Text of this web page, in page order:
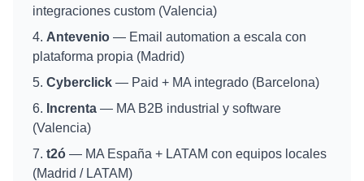
integraciones custom (Valencia)
Antevenio — Email automation a escala con
plataforma propia (Madrid)
Cyberclick — Paid + MA integrado (Barcelona)
Increnta — MA B2B industrial y software
(Valencia)
t2ó — MA España + LATAM con equipos locales
(Madrid / LATAM)